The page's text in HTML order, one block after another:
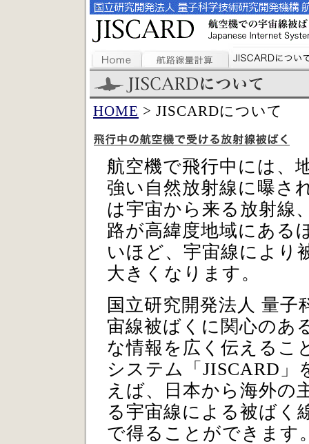
HOME > JISCARDについて
航空機で飛行中には、
強い自然放射線に曝さ
は宇宙から来る放射線
路が高緯度地域にある
いほど、宇宙線により
大きくなります。
国立研究開発法人 量子
宙線被ばくに関心のあ
な情報を広く伝えるこ
システム「JISCARD」
えば、日本から海外の
る宇宙線による被ばく
で得ることができます